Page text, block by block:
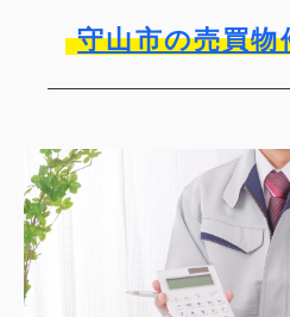
守山市の売買物